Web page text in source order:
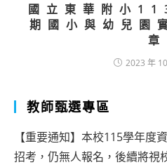
國立東華附小
期國小與幼兒園
章
2023 年
教師甄選專區
【重要通知】本校115學年度
招考，仍無人報名，後續將視